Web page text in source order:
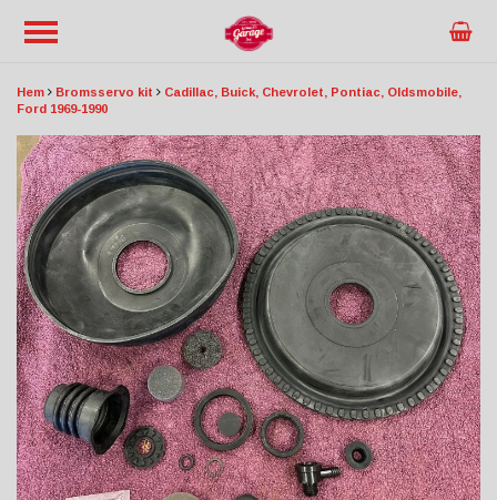
Hem Bromsservo kit
Cadillac, Buick, Chevrolet, Pontiac, Oldsmobile,
Ford 1969-1990